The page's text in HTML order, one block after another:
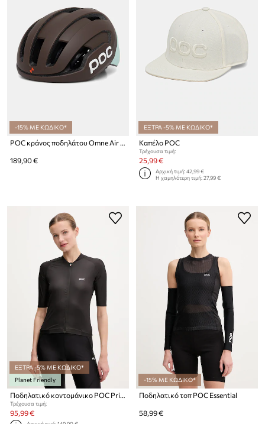
-15% ΜΕ ΚΩΔΙΚΟ*
POC κράνος ποδηλάτου Omne Air MIPS
189,90 €
ΕΞΤΡΑ -5% ΜΕ ΚΩΔΙΚΟ*
Καπέλο POC
Τρέχουσα τιμή:
25,99 €
Αρχική τιμή:42,99 €
Η χαμηλότερη τιμή:27,99 €
ΕΞΤΡΑ -5% ΜΕ ΚΩΔΙΚΟ*
Planet Friendly
Ποδηλατικό κοντομάνικο POC Pristine
Τρέχουσα τιμή:
95,99 €
-15% ΜΕ ΚΩΔΙΚΟ*
Ποδηλατικό τοπ POC Essential
58,99 €